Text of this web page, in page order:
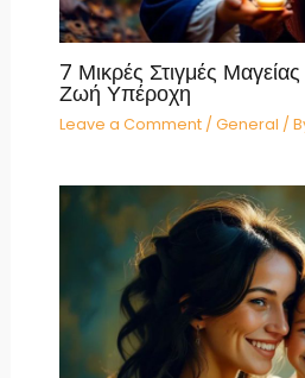
7 Μικρές Στιγμές
Ζωή Υπέροχη
Leave a Comment / General /